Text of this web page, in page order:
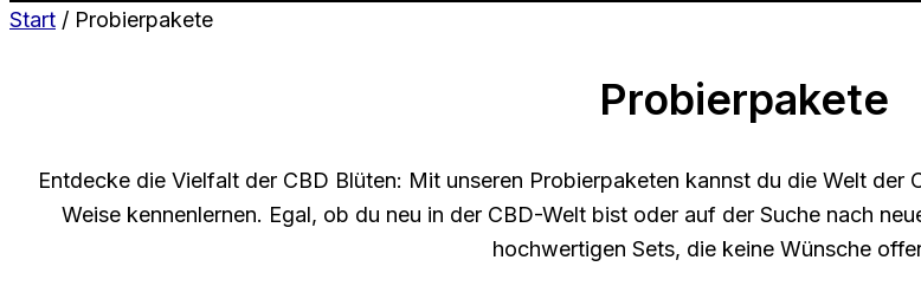
Start / Probierpakete
Probierpakete
Entdecke die Vielfalt der CBD Blüten: Mit unseren Probierpaketen kannst du die Welt
Weise kennenlernen. Egal, ob du neu in der CBD-Welt bist oder auf der Suche nach
hochwertigen Sets, die keine Wünsche